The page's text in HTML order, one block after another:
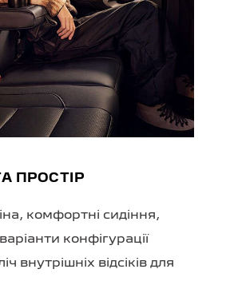
ПРОСТІР
комфортні сидіння,
конфігурації
внутрішніх відсіків для